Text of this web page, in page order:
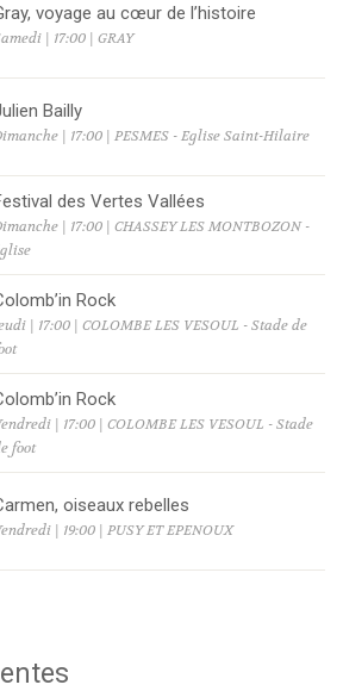
voyage au cœur de l’histoire
| 17:00 | GRAY
Bailly
| 17:00 | PESMES - Eglise Saint-Hilaire
des Vertes Vallées
| 17:00 | CHASSEY LES MONTBOZON -
Rock
| 17:00 | COLOMBE LES VESOUL - Stade de
Rock
| 17:00 | COLOMBE LES VESOUL - Stade
foot
oiseaux rebelles
| 19:00 | PUSY ET EPENOUX